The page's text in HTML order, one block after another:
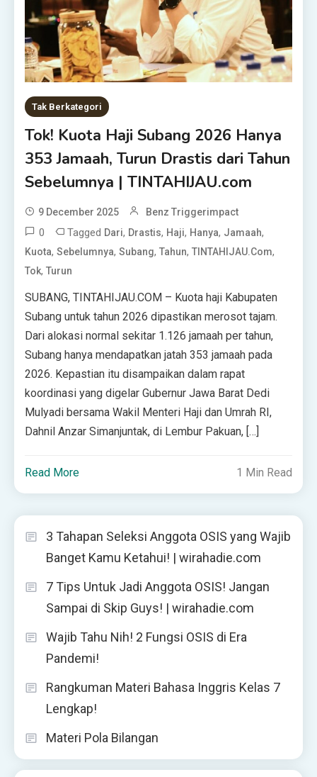
Tak Berkategori
Tok! Kuota Haji Subang 2026 Hanya
353 Jamaah, Turun Drastis dari Tahun
Sebelumnya | TINTAHIJAU.com
9 December 2025 Benz Triggerimpact
0 Tagged Dari, Drastis, Haji, Hanya, Jamaah,
Kuota,Sebelumnya,Subang,Tahun,TINTAHIJAU.com,
Tok,Turun
SUBANG, TINTAHIJAU.COM – Kuota haji Kabupaten
Subang untuk tahun 2026 dipastikan merosot tajam.
Dari alokasi normal sekitar 1.126 jamaah per tahun,
Subang hanya mendapatkan jatah 353 jamaah pada
2026. Kepastian itu disampaikan dalam rapat
koordinasi yang digelar Gubernur Jawa Barat Dedi
Mulyadi bersama Wakil Menteri Haji dan Umrah RI,
Dahnil Anzar Simanjuntak, di Lembur Pakuan, […]
Read More 1 Min Read
3 Tahapan Seleksi Anggota OSIS yang Wajib
Banget Kamu Ketahui! | wirahadie.com
7 Tips Untuk Jadi Anggota OSIS! Jangan
Sampai di Skip Guys! | wirahadie.com
Wajib Tahu Nih! 2 Fungsi OSIS di Era
Pandemi!
Rangkuman Materi Bahasa Inggris Kelas 7
Lengkap!
Materi Pola Bilangan